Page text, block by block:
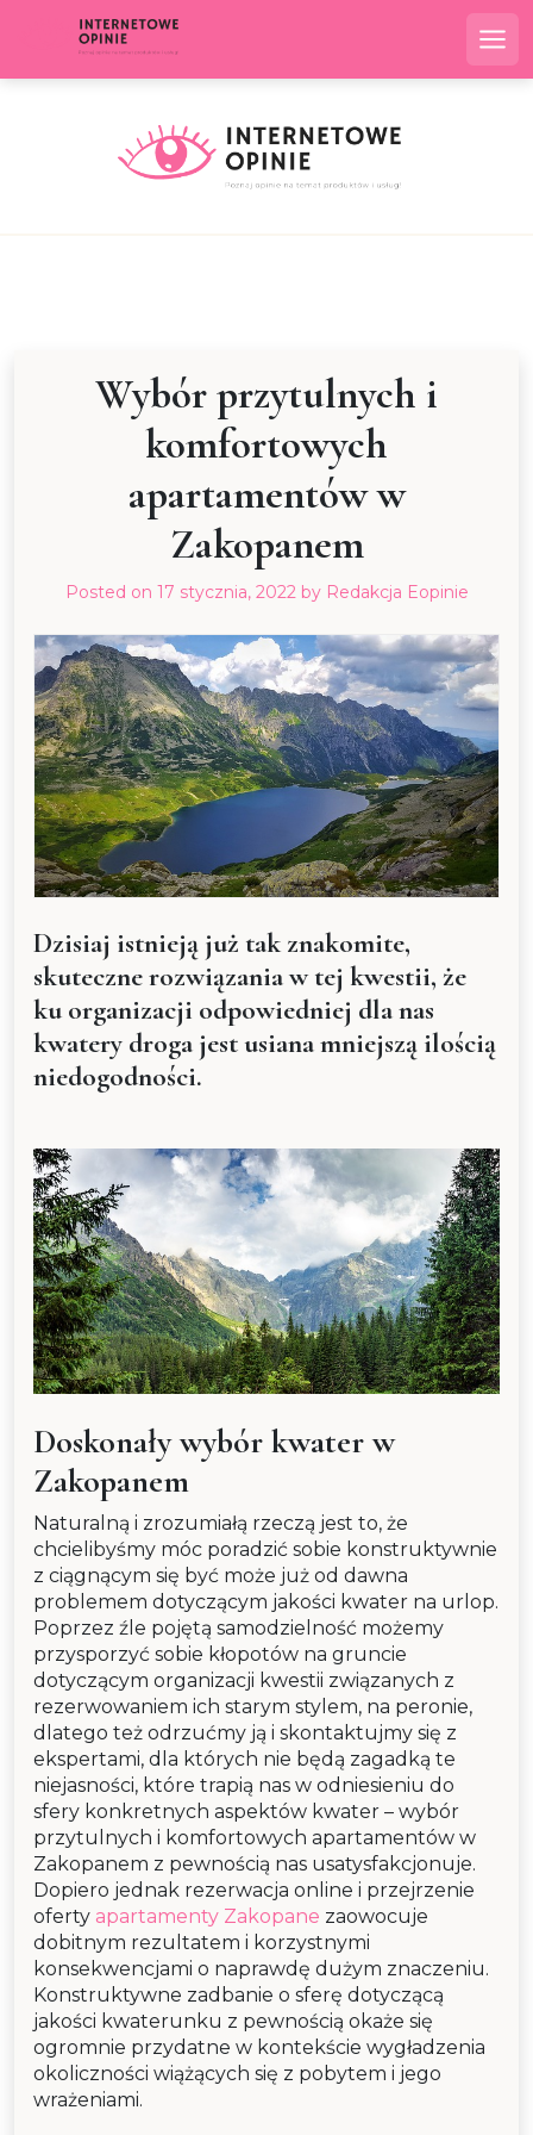
Wybór przytulnych i
komfortowych
apartamentów w
Zakopanem
Posted on 17 stycznia, 2022by Redakcja Eopinie
Dzisiaj istnieją już tak znakomite,
skuteczne rozwiązania w tej kwestii, że
ku organizacji odpowiedniej dla nas
kwatery droga jest usiana mniejszą ilością
niedogodności.
Doskonały wybór kwater w
Zakopanem
Naturalną i zrozumiałą rzeczą jest to, że
chcielibyśmy móc poradzić sobie konstruktywnie
z ciągnącym się być może już od dawna
problemem dotyczącym jakości kwater na urlop.
Poprzez źle pojętą samodzielność możemy
przysporzyć sobie kłopotów na gruncie
dotyczącym organizacji kwestii związanych z
rezerwowaniem ich starym stylem, na peronie,
dlatego też odrzućmy ją i skontaktujmy się z
ekspertami, dla których nie będą zagadką te
niejasności, które trapią nas w odniesieniu do
sfery konkretnych aspektów kwater – wybór
przytulnych i komfortowych apartamentów w
Zakopanem z pewnością nas usatysfakcjonuje.
Dopiero jednak rezerwacja online i przejrzenie
oferty apartamenty Zakopane zaowocuje
dobitnym rezultatem i korzystnymi
konsekwencjami o naprawdę dużym znaczeniu.
Konstruktywne zadbanie o sferę dotyczącą
jakości kwaterunku z pewnością okaże się
ogromnie przydatne w kontekście wygładzenia
okoliczności wiążących się z pobytem i jego
wrażeniami.